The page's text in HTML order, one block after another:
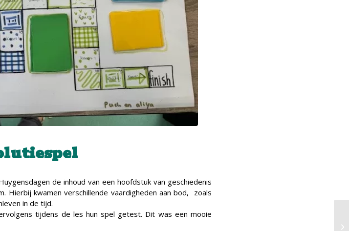
de inhoud van een hoofdstuk van geschiedenis
Hierbij kwamen verschillende vaardigheden aan bod, zoals
in de tijd.
tijdens de les hun spel getest. Dit was een mooie